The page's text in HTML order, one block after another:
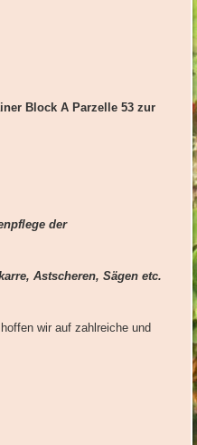
Block A Parzelle 53zur
der
Astscheren, Sägen etc.
wir auf zahlreiche und